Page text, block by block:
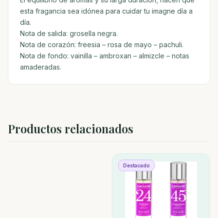
esta fragancia sea idónea para cuidar tu imagne día a
día.
Nota de salida: grosella negra.
Nota de corazón: freesia – rosa de mayo – pachuli.
Nota de fondo: vainilla – ambroxan – almizcle – notas
amaderadas.
Productos relacionados
Destacado